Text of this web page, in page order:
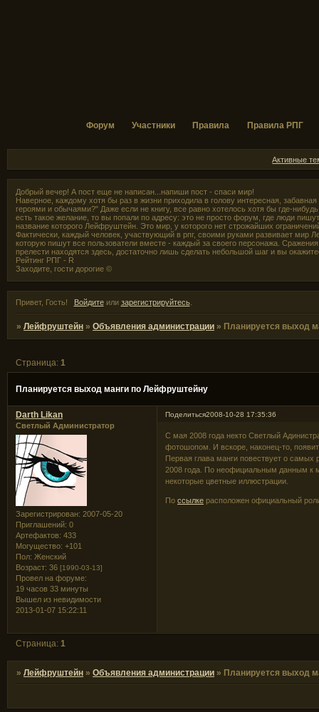
Форум Участники Правила Правила РПГ
Активные
Добрый вечер! А пост еще не написан...напиши пост - спаси мир!
Наверное, каждому хотя бы раз в жизни приходила в голову интересная,
героями и обычаями?" Даже если не книгу, все равно хотелось хотя бы где-
есть такое желание, то вы попали по адресу: это не просто форум, где люди
название которого Лейфруштейн. Это мир, у которого нет строжайших
Фактически, каждый человек, участвующий в рпг, своими руками развивает мир
которую пишут все пользователи вместе - каждый за своего персонажа.
прелести находятся здесь, достаточно лишь сделать небольшой шаг и вы
Рейтинг РПГ - R
Заходите, гости дорогие ©
Привет, Гость! Войдитеили зарегистрируйтесь.
»Лейфруштейн »Объявления администрации » Планируется выход
Планируется выход манги по Лейфруштейну
Страница:1
Поделиться2008-10-28 17:35:36
Darth Likan
Светлый Администратор
Зарегистрирован: 2007-05-20
Приглашений: 0
Артефактов: 433
Могущество: +101
Пол: Женский
Возраст: 36 [1990-03-13]
Провел на форуме:
19 часов 33 минуты
Вышел из невидимости
2013-01-07 15:22:11
С мая 2008 года некто Светлый
фотошопом. И вскоре, наконец-то,
Первая глава манги повествует о самых
2008 года. По неофициальным данным к
некоторые цветные иллюстрации.
Поссылке расположен официальный
Страница: 1
»Лейфруштейн »Объявления администрации » Планируется выход